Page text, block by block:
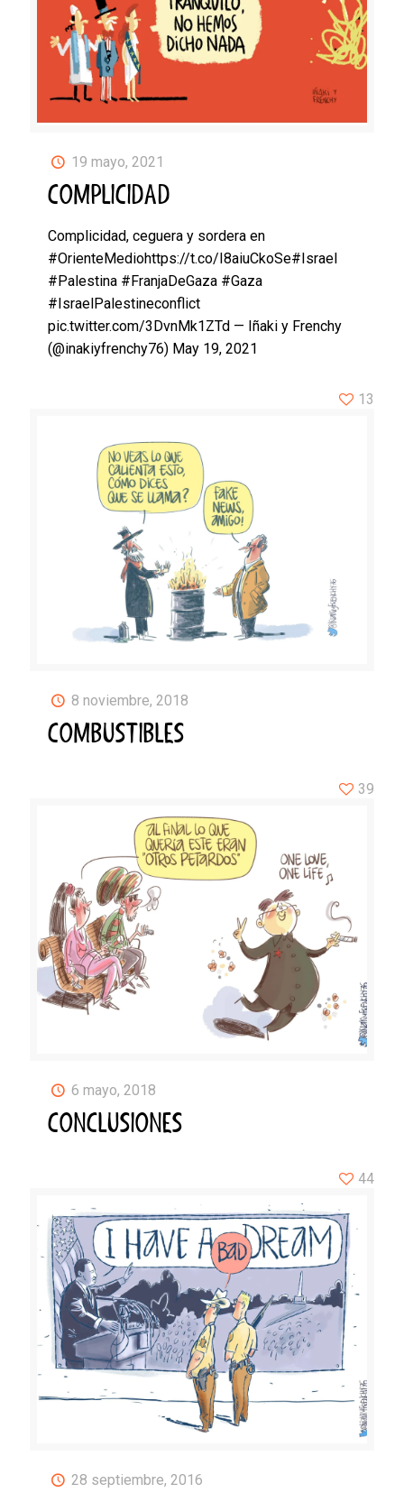
19 mayo, 2021
COMPLICIDAD
Complicidad, ceguera y sordera en
#OrienteMediohttps://t.co/I8aiuCkoSe#Israel
#Palestina #FranjaDeGaza #Gaza
#IsraelPalestineconflict
pic.twitter.com/3DvnMk1ZTd — Iñaki y Frenchy
(@inakiyfrenchy76) May 19, 2021
8 noviembre, 2018
COMBUSTIBLES
13
6 mayo, 2018
CONCLUSIONES
39
28 septiembre, 2016
44